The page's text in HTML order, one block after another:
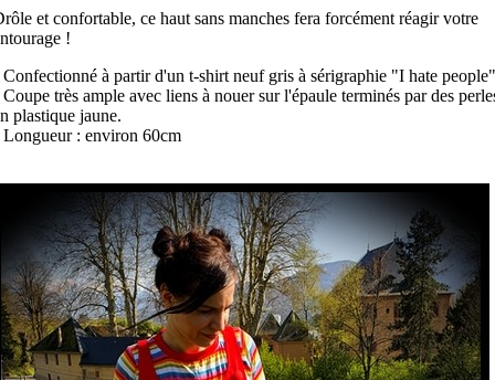
et confortable, ce haut sans manches fera forcément réagir votre
!
Confectionné à partir d'un t-shirt neuf gris à sérigraphie "I hate people"
Coupe très ample avec liens à nouer sur l'épaule terminés par des
plastique jaune.
Longueur : environ 60cm